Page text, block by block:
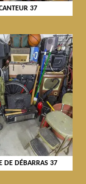
37
DE DÉBARRAS 37